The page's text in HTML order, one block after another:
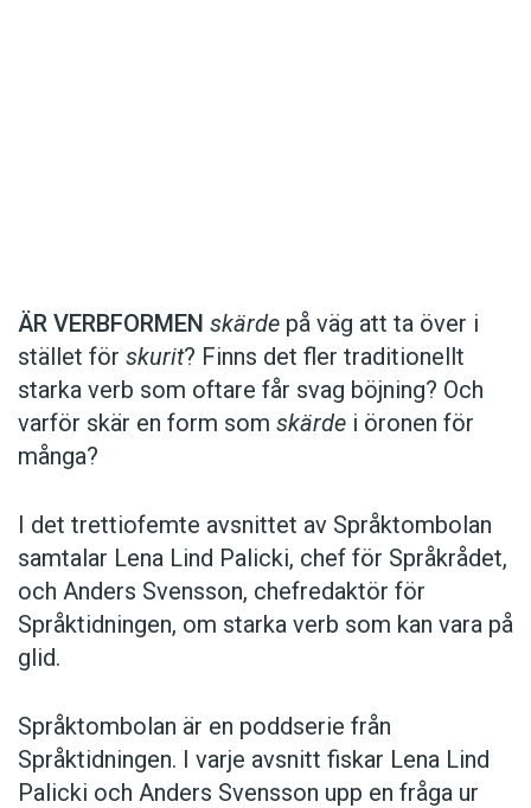
Hantera cookie-inställningar
ÄR VERBFORMEN skärde på väg att ta över i
stället för skurit? Finns det fler traditionellt
starka verb som oftare får svag böjning? Och
varför skär en form som skärde i öronen för
många?
I det trettiofemte avsnittet av Språktombolan
samtalar Lena Lind Palicki, chef för Språkrådet,
och Anders Svensson, chefredaktör för
Språktidningen, om starka verb som kan vara på
glid.
Språktombolan är en poddserie från
Språktidningen. I varje avsnitt fiskar Lena Lind
Palicki och Anders Svensson upp en fråga ur